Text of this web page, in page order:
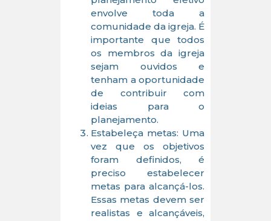
envolve toda a
comunidade da igreja. É
importante que todos
os membros da igreja
sejam ouvidos e
tenham a oportunidade
de contribuir com
ideias para o
planejamento.
Estabeleça metas: Uma
vez que os objetivos
foram definidos, é
preciso estabelecer
metas para alcançá-los.
Essas metas devem ser
realistas e alcançáveis,